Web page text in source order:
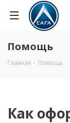
Помощь
Главная - Помощь
Как